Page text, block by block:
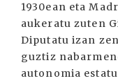
1930ean eta
aukeratu zuten
Diputatu izan
guztiz
autonomia